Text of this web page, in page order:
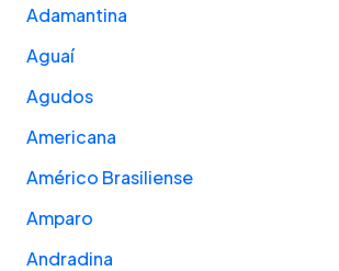
Adamantina
Aguaí
Agudos
Americana
Américo Brasiliense
Amparo
Andradina